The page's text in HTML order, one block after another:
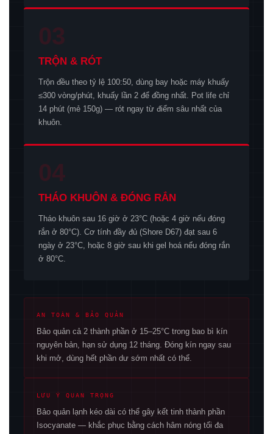
03
TRỘN & RÓT
Trộn đều theo tỷ lệ 100:50, dùng bay hoặc máy khuấy
≤300 vòng/phút, khuấy lần 2 để đồng nhất. Pot life chỉ
14 phút (mẻ 150g) — rót ngay từ điểm sâu nhất của
khuôn.
04
THÁO KHUÔN & ĐÓNG RẮN
Tháo khuôn sau 16 giờ ở 23°C (hoặc 4 giờ nếu đóng
rắn ở 80°C). Cơ tính đầy đủ (Shore D67) đạt sau 6
ngày ở 23°C, hoặc 8 giờ sau khi gel hoá nếu đóng rắn
ở 80°C.
AN TOÀN & BẢO QUẢN
Bảo quản cả 2 thành phần ở 15–25°C trong bao bì kín
nguyên bản, hạn sử dụng 12 tháng. Đóng kín ngay sau
khi mở, dùng hết phần dư sớm nhất có thể.
LƯU Ý QUAN TRỌNG
Bảo quản lạnh kéo dài có thể gây kết tinh thành phần
Isocyanate — khắc phục bằng cách hâm nóng tối đa